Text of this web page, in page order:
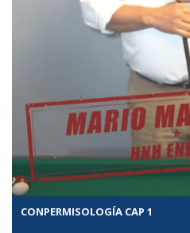
CONPERMISOLOGÍA CAP 1